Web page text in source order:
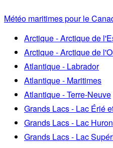
Météo maritimes pour le
Arctique - Arctique de
Arctique - Arctique de
Atlantique - Labrador
Atlantique - Maritimes
Atlantique - Terre-Neuve
Grands Lacs - Lac Érié
Grands Lacs - Lac Huron
Grands Lacs - Lac